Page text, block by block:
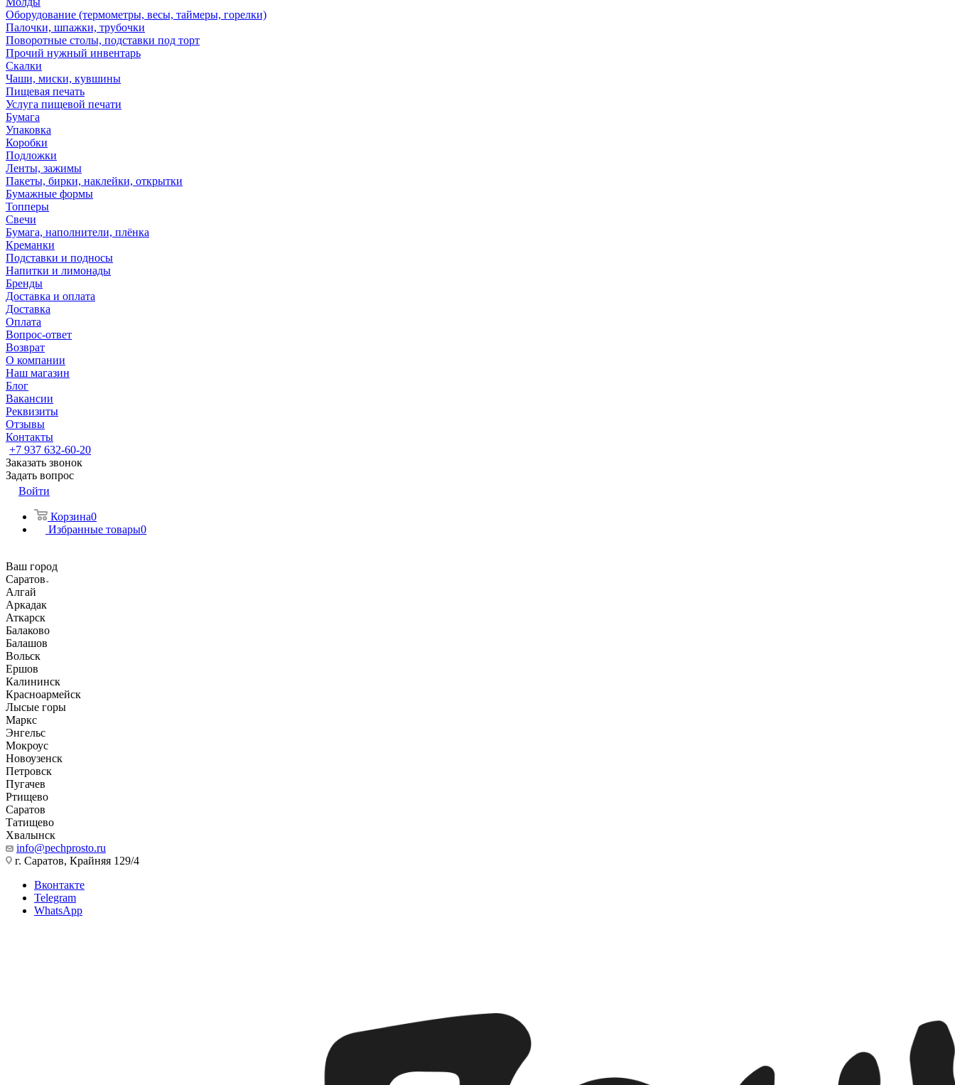
Оборудование (термометры, весы, таймеры, горелки)
Палочки, шпажки, трубочки
Поворотные столы, подставки под торт
Прочий нужный инвентарь
Скалки
Чаши, миски, кувшины
Пищевая печать
Услуга пищевой печати
Бумага
Упаковка
Коробки
Подложки
Ленты, зажимы
Пакеты, бирки, наклейки, открытки
Бумажные формы
Топперы
Свечи
Бумага, наполнители, плёнка
Креманки
Подставки и подносы
Напитки и лимонады
Бренды
Доставка и оплата
Доставка
Оплата
Вопрос-ответ
Возврат
О компании
Наш магазин
Блог
Вакансии
Реквизиты
Отзывы
Контакты
+7 937 632-60-20
Заказать звонок
Задать вопрос
Войти
Корзина0
Избранные товары0
Ваш город
Саратов
Алгай
Аркадак
Аткарск
Балаково
Балашов
Вольск
Ершов
Калининск
Красноармейск
Лысые горы
Маркс
Энгельс
Мокроус
Новоузенск
Петровск
Пугачев
Ртищево
Саратов
Татищево
Хвалынск
info@pechprosto.ru
г. Саратов, Крайняя 129/4
Вконтакте
Telegram
WhatsApp